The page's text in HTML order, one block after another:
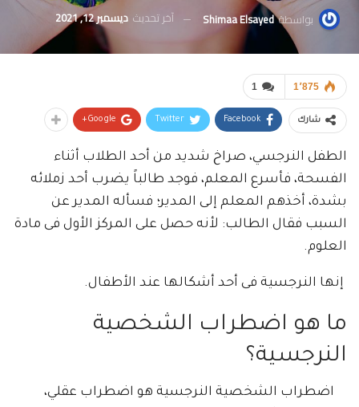
بواسطةShimaa Elsayed آخر تحديث ديسمبر 12, 2021
1 1٬875
شارك Facebook
Twitter
Google+
الطفل النرجسي، صراخ شديد من أحد الطلاب أثناء
الفسحة، فأسرع المعلم، فوجد طالباً يضرب أحد زملائه
بشدة، أخذهم المعلم إلى المدير؛ فسأله المدير عن
السبب فقال الطالب: لأنه حصل على المركز الأول فى مادة
العلوم.
إنها النرجسية فى أحد أشكالها عند الأطفال.
ما هو اضطراب الشخصية
النرجسية؟
اضطراب الشخصية النرجسية هو اضطراب عقلي،